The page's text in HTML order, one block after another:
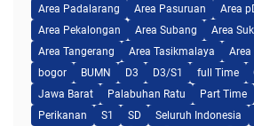
Area Padalarang
Area Pasuruan
Area
Area Pekalongan
Area Subang
Area
Area Tangerang
Area Tasikmalaya Area
bogor
BUMN D3 D3/S1 full Time
Jawa Barat
Palabuhan Ratu Part Time
Perikanan
S1 SD Seluruh Indonesia